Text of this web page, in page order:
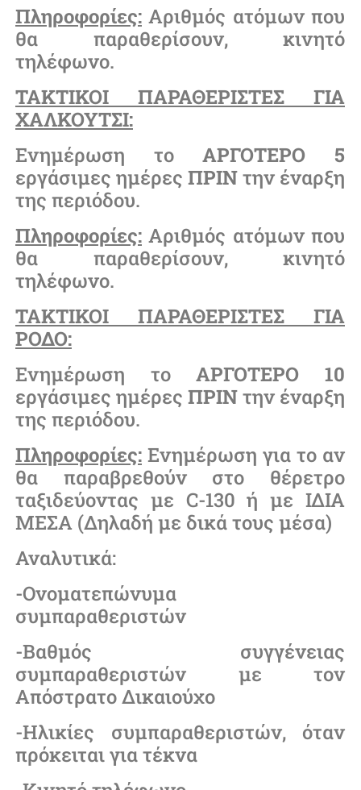
Πληροφορίες: Αριθμός ατόμων που
θα παραθερίσουν, κινητό
τηλέφωνο.
ΤΑΚΤΙΚΟΙ ΠΑΡΑΘΕΡΙΣΤΕΣ ΓΙΑ
ΧΑΛΚΟΥΤΣΙ:
Ενημέρωση τοΑΡΓΟΤΕΡΟ
5
εργάσιμες ημέρες ΠΡΙΝτην έναρξη
της περιόδου.
Πληροφορίες: Αριθμός ατόμων που
θα παραθερίσουν, κινητό
τηλέφωνο.
ΤΑΚΤΙΚΟΙ ΠΑΡΑΘΕΡΙΣΤΕΣ ΓΙΑ
ΡΟΔΟ:
Ενημέρωση τοΑΡΓΟΤΕΡΟ
10
εργάσιμες ημέρες ΠΡΙΝτην έναρξη
της περιόδου.
Πληροφορίες: Ενημέρωση για το αν
θα παραβρεθούν στο θέρετρο
ταξιδεύοντας με C-130 ή με ΙΔΙΑ
ΜΕΣΑ (Δηλαδή με δικά τους μέσα)
Αναλυτικά:
-Ονοματεπώνυμα
συμπαραθεριστών
-Βαθμός συγγένειας
συμπαραθεριστών με τον
Απόστρατο Δικαιούχο
-Ηλικίες συμπαραθεριστών, όταν
πρόκειται για τέκνα